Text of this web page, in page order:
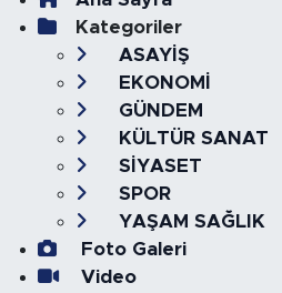
Kategoriler
ASAYİŞ
EKONOMİ
GÜNDEM
KÜLTÜR SANAT
SİYASET
SPOR
YAŞAM SAĞLIK
Foto Galeri
Video